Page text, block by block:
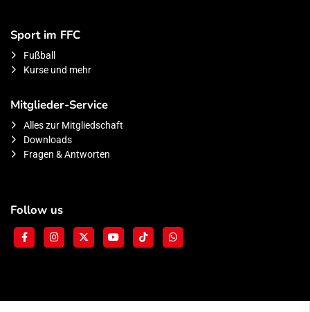
Sport im FFC
Fußball
Kurse und mehr
Mitglieder-Service
Alles zur Mitgliedschaft
Downloads
Fragen & Antworten
Follow us